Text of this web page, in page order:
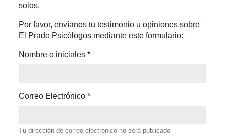
solos.
Por favor, envíanos tu testimonio u opiniones sobre
El Prado Psicólogos mediante este formulario:
Nombre o iniciales *
Correo Electrónico *
Tu dirección de correo electrónico no será publicado